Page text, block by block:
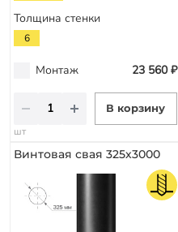
Толщина стенки
6
Монтаж 23 560 ₽
В корзину
шт
Винтовая свая 325х3000